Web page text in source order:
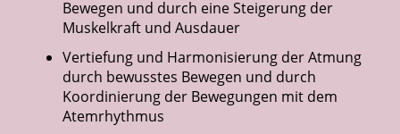
Bewegen und durch eine Steigerung der
Muskelkraft und Ausdauer
Vertiefung und Harmonisierung der Atmung
durch bewusstes Bewegen und durch
Koordinierung der Bewegungen mit dem
Atemrhythmus